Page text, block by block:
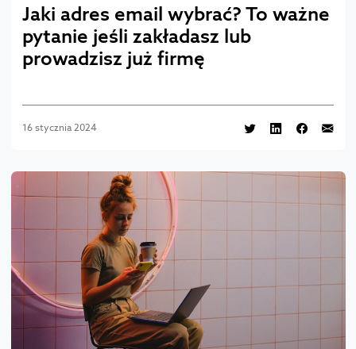
Jaki adres email wybrać? To ważne
pytanie jeśli zakładasz lub
prowadzisz już firmę
16 stycznia 2024